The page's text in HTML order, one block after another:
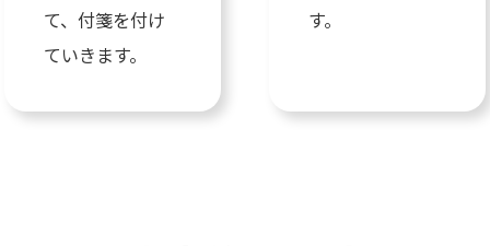
て、付箋を付け
ていきます。
す。